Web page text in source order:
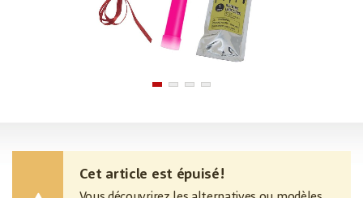
Cet article est épuisé!